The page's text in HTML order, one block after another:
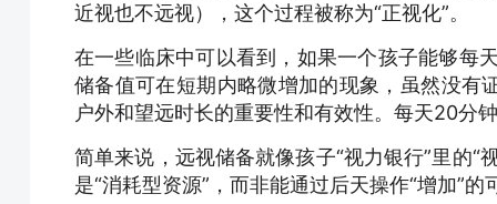
近视也不远视），这个过程被称为“正视化”。
在一些临床中可以看到，如果一个孩子能够每
储备值可在短期内略微增加的现象，虽然没有
户外和望远时长的重要性和有效性。每天20分
简单来说，远视储备就像孩子“视力银行”里的
是“消耗型资源”，而非能通过后天操作“增加”的